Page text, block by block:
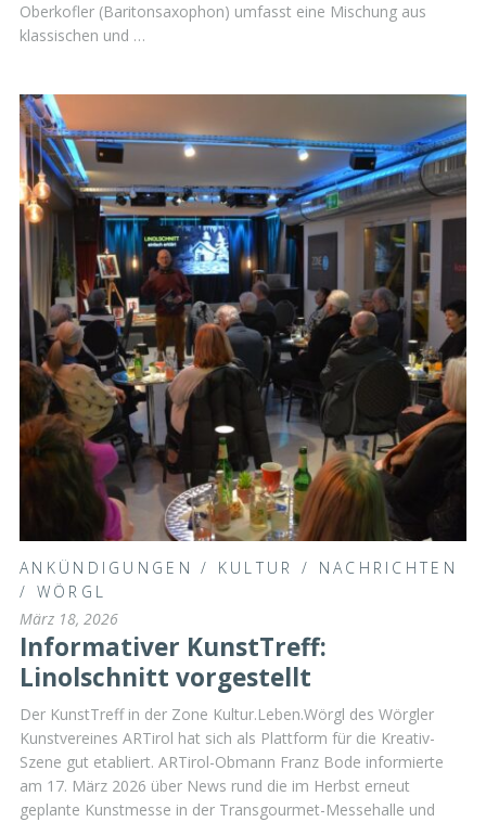
Oberkofler (Baritonsaxophon) umfasst eine Mischung aus
klassischen und …
ANKÜNDIGUNGEN / KULTUR / NACHRICHTEN
/ WÖRGL
März 18, 2026
Informativer KunstTreff:
Linolschnitt vorgestellt
Der KunstTreff in der Zone Kultur.Leben.Wörgl des Wörgler
Kunstvereines ARTirol hat sich als Plattform für die Kreativ-
Szene gut etabliert. ARTirol-Obmann Franz Bode informierte
am 17. März 2026 über News rund die im Herbst erneut
geplante Kunstmesse in der Transgourmet-Messehalle und